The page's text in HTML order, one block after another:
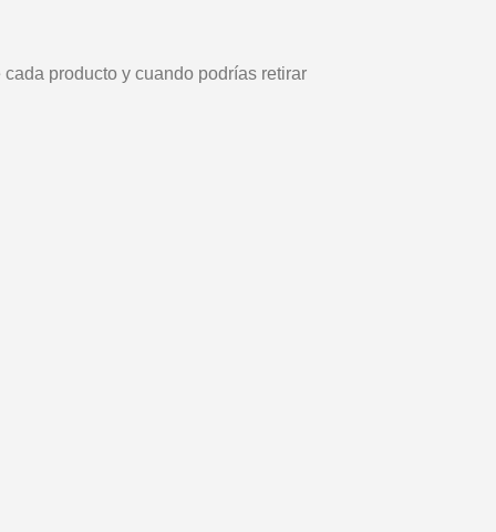
producto y cuando podrías retirar